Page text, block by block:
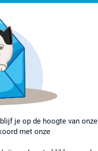
je op de hoogte van onze
met onze